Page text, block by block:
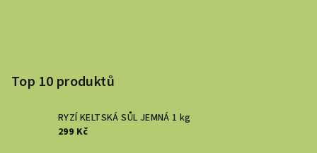
Top 10 produktů
RYZÍ KELTSKÁ SŮL JEMNÁ 1 kg
299 Kč